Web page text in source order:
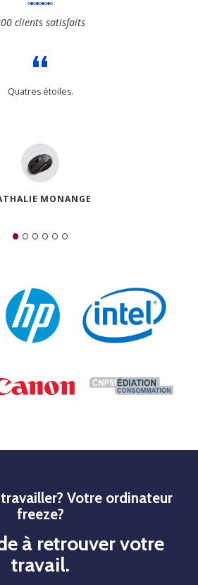
clients satisfaits
Quatres étoiles.
MONANGE
Votre ordinateur
freeze?
à retrouver votre
travail.